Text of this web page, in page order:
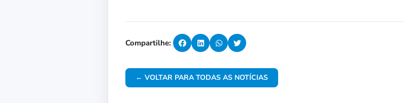
Compartilhe:
← VOLTAR PARA TODAS AS NOTÍCIAS